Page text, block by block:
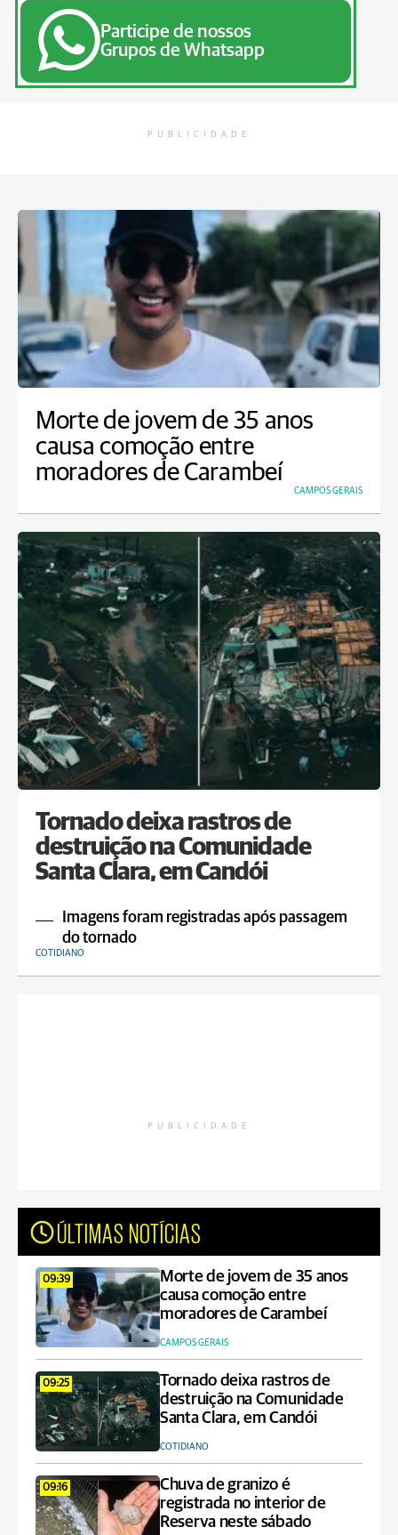
Participe de nossos
Grupos de Whatsapp
PUBLICIDADE
Morte de jovem de 35 anos
causa comoção entre
moradores de Carambeí
CAMPOS GERAIS
Tornado deixa rastros de
destruição na Comunidade
Santa Clara, em Candói
Imagens foram registradas após passagem
do tornado
COTIDIANO
PUBLICIDADE
ÚLTIMAS NOTÍCIAS
09:39
Morte de jovem de 35 anos
causa comoção entre
moradores de Carambeí
CAMPOS GERAIS
09:25
Tornado deixa rastros de
destruição na Comunidade
Santa Clara, em Candói
COTIDIANO
09:16
Chuva de granizo é
registrada no interior de
Reserva neste sábado